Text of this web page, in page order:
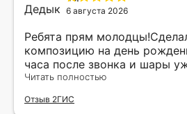
6 августа 2026
Ребята прям
композицию на день
часа после звонка и шары
доставлены мне по
рада.
Читать полностью
Отзыв 2ГИС